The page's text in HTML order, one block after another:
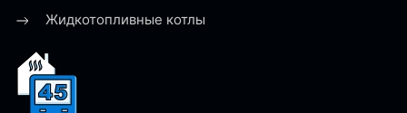
Жидкотопливные котлы